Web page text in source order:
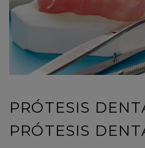
PRÓTESIS
PRÓTESIS